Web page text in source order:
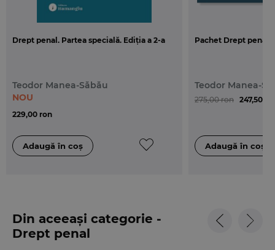
detaliata, precum si un index alfabetic, care nu fac
parte din textul oficial, dar ajuta la orientarea si
identificarea mai rapida a institutiilor/cuvintelor-
Drept penal. Partea specială. Ediția a 2-a
Teodor Manea-Săbău
229,00 ron
NOU
Pachet Drept penal.
Teodor Manea-
275,00 ron 247,50
Din aceeași categorie -
Drept penal